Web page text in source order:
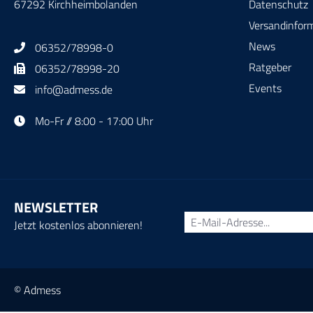
67292 Kirchheimbolanden
06352/78998-0
06352/78998-20
info@admess.de
Mo-Fr // 8:00 - 17:00 Uhr
Datenschutz
News
Ratgeber
Events
NEWSLETTER
Jetzt kostenlos abonnieren!
© Admess